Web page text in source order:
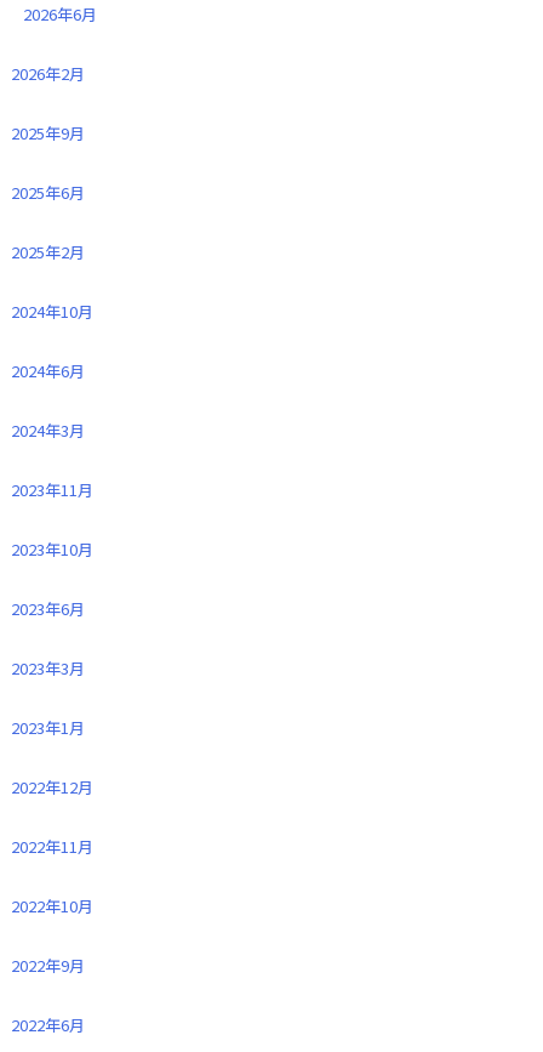
2026年6月
2026年2月
2025年9月
2025年6月
2025年2月
2024年10月
2024年6月
2024年3月
2023年11月
2023年10月
2023年6月
2023年3月
2023年1月
2022年12月
2022年11月
2022年10月
2022年9月
2022年6月